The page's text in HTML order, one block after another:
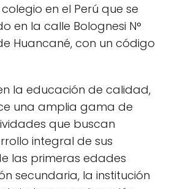
en el Perú que se
en la calle Bolognesi N°
Huancané, con un código
la educación de calidad,
una amplia gama de
que buscan
integral de sus
las primeras edades
secundaria, la institución